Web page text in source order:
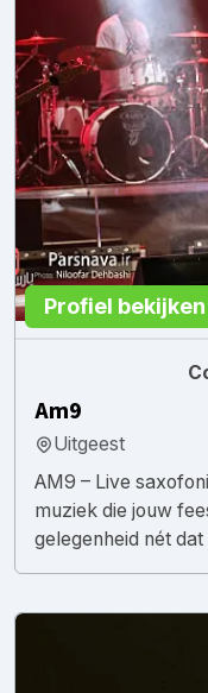
Profiel
Am9
Uitgeest
AM9 – Live
muziek die jouw
gelegenheid nét